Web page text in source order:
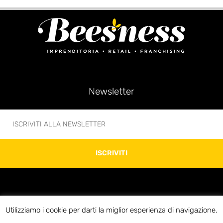
Newsletter
ISCRIVITI
Utilizziamo i cookie per darti la miglior esperienza di navigazione.